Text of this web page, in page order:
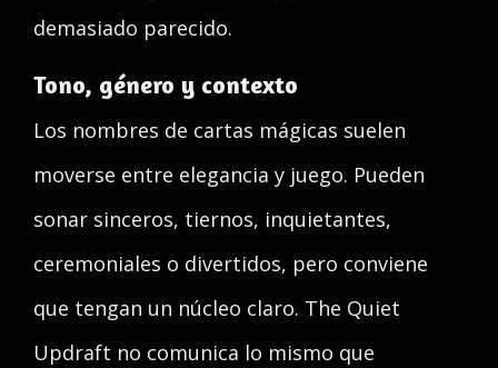
demasiado parecido.
Tono, género y contexto
Los nombres de cartas mágicas suelen
moverse entre elegancia y juego. Pueden
sonar sinceros, tiernos, inquietantes,
ceremoniales o divertidos, pero conviene
que tengan un núcleo claro. The Quiet
Updraft no comunica lo mismo que